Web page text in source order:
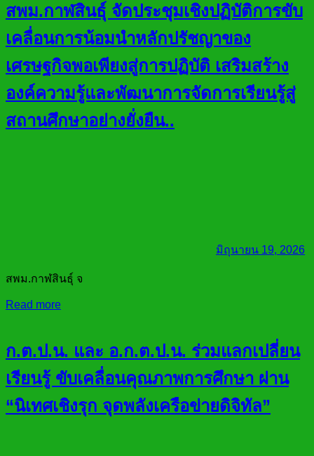
สพม.กาฬสินธุ์ จัดประชุมเชิงปฏิบัติการขับ
เคลื่อนการน้อมนำหลักปรัชญาของ
เศรษฐกิจพอเพียงสู่การปฏิบัติ เสริมสร้าง
องค์ความรู้และพัฒนาการจัดการเรียนรู้สู่
สถานศึกษาอย่างยั่งยืน..
มิถุนายน 19, 2026
สพม.กาฬสินธุ์ จ
Read more
ก.ต.ป.น. และ อ.ก.ต.ป.น. ร่วมแลกเปลี่ยน
เรียนรู้ ขับเคลื่อนคุณภาพการศึกษา ผ่าน
“นิเทศเชิงรุก จุดพลังเครือข่ายดิจิทัล”